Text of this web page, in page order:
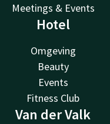
Meetings & Events
Hotel
Omgeving
Beauty
Events
Fitness Club
Van der Valk